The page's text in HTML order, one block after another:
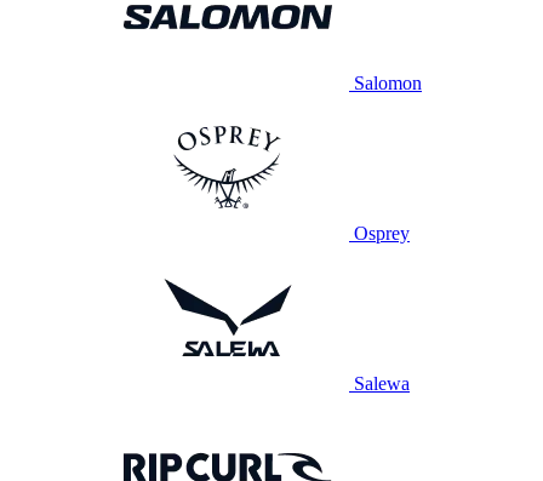
Salomon
Osprey
Salewa